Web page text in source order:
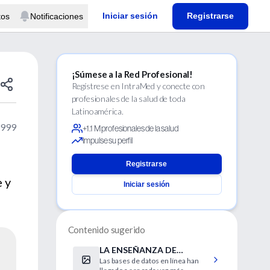
Notificaciones Iniciar sesión Registrarse
y
¡Súmese a la Red Profesional!
Regístrese en IntraMed y conecte con
profesionales de la salud de toda
Latinoamérica.
+1.1 M profesionales de la salud
Impulse su perfil
Registrarse
Iniciar sesión
Contenido sugerido
LA ENSEÑANZA DE
MEDLINE EN EL SISTEMA
Las bases de datos en línea han